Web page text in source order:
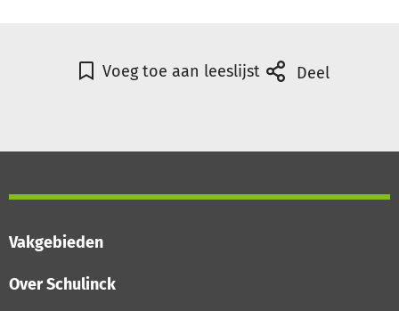
Voeg toe aan leeslijst Deel
Vakgebieden
Over Schulinck